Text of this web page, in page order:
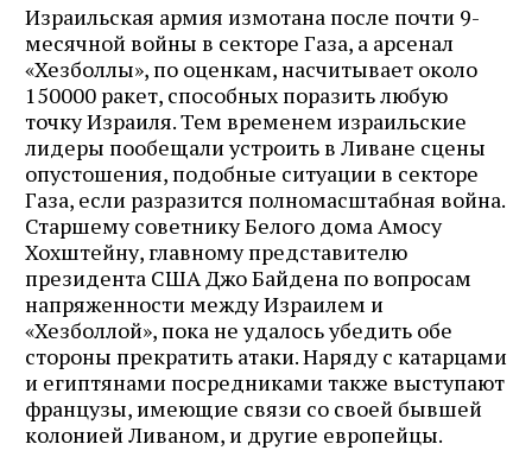
Израильская армия измотана после почти 9-
месячной войны в секторе Газа, а арсенал
«Хезболлы», по оценкам, насчитывает около
150000 ракет, способных поразить любую
точку Израиля. Тем временем израильские
лидеры пообещали устроить в Ливане сцены
опустошения, подобные ситуации в секторе
Газа, если разразится полномасштабная война.
Старшему советнику Белого дома Амосу
Хохштейну, главному представителю
президента США Джо Байдена по вопросам
напряженности между Израилем и
«Хезболлой», пока не удалось убедить обе
стороны прекратить атаки. Наряду с катарцами
и египтянами посредниками также выступают
французы, имеющие связи со своей бывшей
колонией Ливаном, и другие европейцы.